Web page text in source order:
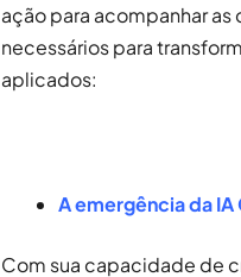
ação para acompanhar
necessários para
aplicados:
A emergência da
Com sua capacidade de